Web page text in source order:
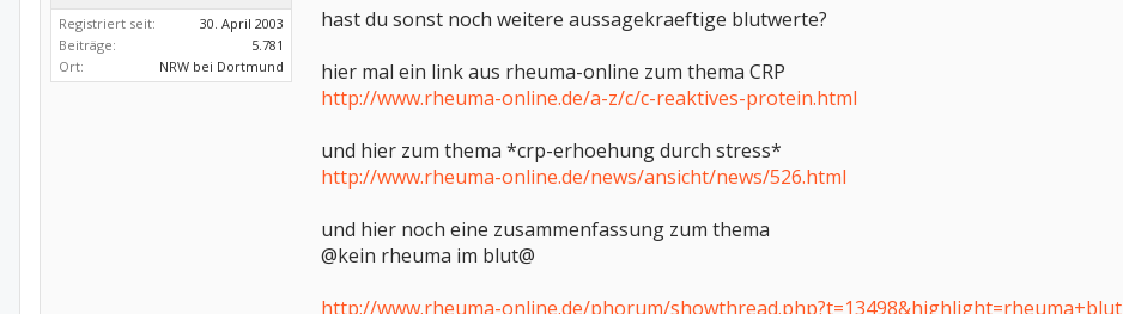
Registriert seit:
30. April 2003
Beiträge:
5.781
Ort:
NRW bei Dortmund
hast du sonst noch weitere aussagekraeftige blutwerte?
hier mal ein link aus rheuma-online zum thema CRP
http://www.rheuma-online.de/a-z/c/c-reaktives-protein.html
und hier zum thema *crp-erhoehung durch stress*
http://www.rheuma-online.de/news/ansicht/news/526.html
und hier noch eine zusammenfassung zum thema
@kein rheuma im blut@
http://www.rheuma-online.de/phorum/showthread.php?t=13498&highlight=rheuma+blut